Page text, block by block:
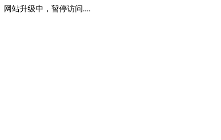
网站升级中，暂停访问....